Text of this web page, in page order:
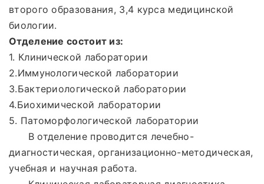
второго образования, 3,4 курса медицинской
биологии.
Отделение состоит из:
1. Клинической лаборатории
2.Иммунологической лаборатории
3.Бактериологической лаборатории
4.Биохимической лаборатории
5. Патоморфологической лаборатории
В отделение проводится лечебно-
диагностическая, организационно-методическая,
учебная и научная работа.